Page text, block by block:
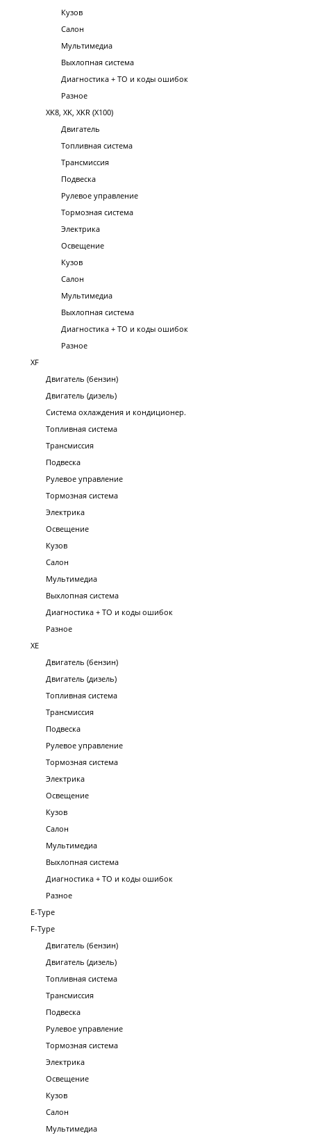
Кузов
Салон
Мультимедиа
Выхлопная система
Диагностика + ТО и коды ошибок
Разное
XK8, XK, XKR (X100)
Двигатель
Топливная система
Трансмиссия
Подвеска
Рулевое управление
Тормозная система
Электрика
Освещение
Кузов
Салон
Мультимедиа
Выхлопная система
Диагностика + ТО и коды ошибок
Разное
XF
Двигатель (бензин)
Двигатель (дизель)
Система охлаждения и кондиционер.
Топливная система
Трансмиссия
Подвеска
Рулевое управление
Тормозная система
Электрика
Освещение
Кузов
Салон
Мультимедиа
Выхлопная система
Диагностика + ТО и коды ошибок
Разное
XE
Двигатель (бензин)
Двигатель (дизель)
Топливная система
Трансмиссия
Подвеска
Рулевое управление
Тормозная система
Электрика
Освещение
Кузов
Салон
Мультимедиа
Выхлопная система
Диагностика + ТО и коды ошибок
Разное
E-Type
F-Type
Двигатель (бензин)
Двигатель (дизель)
Топливная система
Трансмиссия
Подвеска
Рулевое управление
Тормозная система
Электрика
Освещение
Кузов
Салон
Мультимедиа